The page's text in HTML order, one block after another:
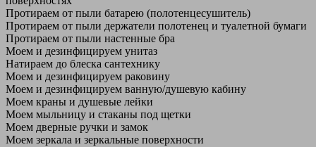
Протираем от пыли батарею (полотенцесушитель)
Протираем от пыли держатели полотенец и туалетной бумаги
Протираем от пыли настенные бра
Моем и дезинфицируем унитаз
Натираем до блеска сантехнику
Моем и дезинфицируем раковину
Моем и дезинфицируем ванную/душевую кабину
Моем краны и душевые лейки
Моем мыльницу и стаканы под щетки
Моем дверные ручки и замок
Моем зеркала и зеркальные поверхности